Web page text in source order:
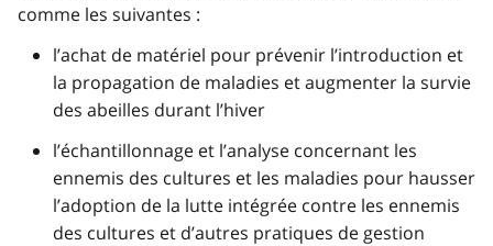
comme les suivantes :
l’achat de matériel pour prévenir l’introduction et
la propagation de maladies et augmenter la survie
des abeilles durant l’hiver
l’échantillonnage et l’analyse concernant les
ennemis des cultures et les maladies pour hausser
l’adoption de la lutte intégrée contre les ennemis
des cultures et d’autres pratiques de gestion